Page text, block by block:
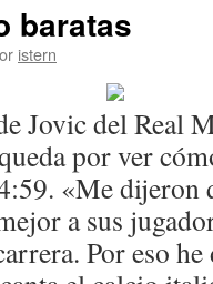
baratas
istern
Jovic del Real
por ver
«Me dijeron
a sus
Por eso